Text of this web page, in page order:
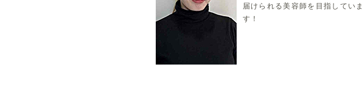
届けられる美容師を目指していま
す！